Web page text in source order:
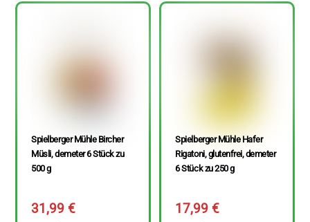
Spielberger Mühle Bircher
Müsli, demeter 6 Stück zu
500 g
31,99€
Spielberger Mühle Hafer
Rigatoni, glutenfrei, demeter
6 Stück zu 250 g
17,99€